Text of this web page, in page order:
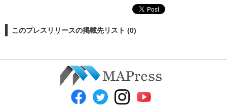
このプレスリリースの掲載先リスト (0)